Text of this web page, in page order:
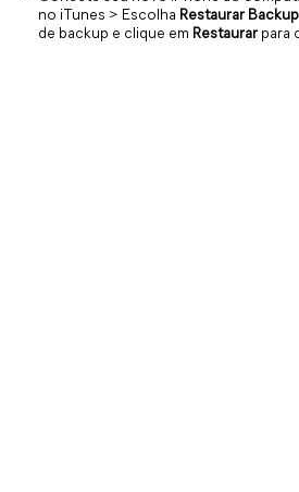
no iTunes > Escolha Restaurar Backup
de backup e clique em Restaurar para